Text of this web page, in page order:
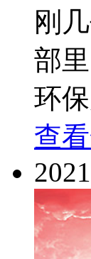
刚
部
环
查